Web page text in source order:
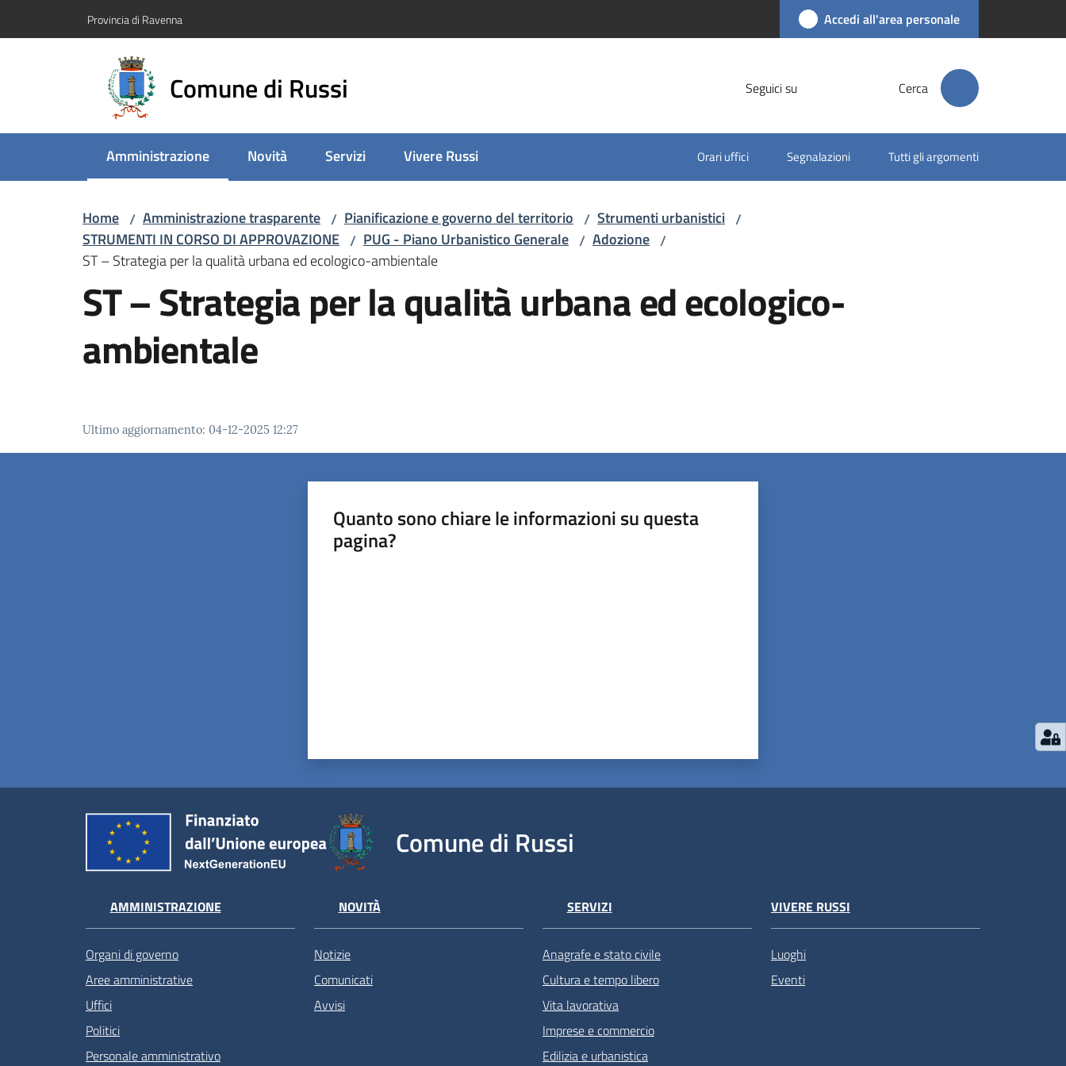
Provincia di Ravenna Accedi all'area personale
Comune di Russi Seguici su Cerca
Amministrazione
Menu selezionato Novità Servizi Vivere Russi Orari uffici Segnalazioni Tutti gli argomenti
Home / Amministrazione trasparente / Pianificazione e governo del territorio / Strumenti urbanistici /
STRUMENTI IN CORSO DI APPROVAZIONE / PUG - Piano Urbanistico Generale / Adozione /
ST – Strategia per la qualità urbana ed ecologico-ambientale
ST – Strategia per la qualità urbana ed ecologico-
ambientale
Ultimo aggiornamento: 04-12-2025 12:27
Quanto sono chiare le informazioni su questa
pagina?
Comune di Russi
AMMINISTRAZIONE
Organi di governo
Aree amministrative
Uffici
Politici
Personale amministrativo
NOVITÀ
Notizie
Comunicati
Avvisi
SERVIZI
Anagrafe e stato civile
Cultura e tempo libero
Vita lavorativa
Imprese e commercio
Edilizia e urbanistica
VIVERE RUSSI
Luoghi
Eventi